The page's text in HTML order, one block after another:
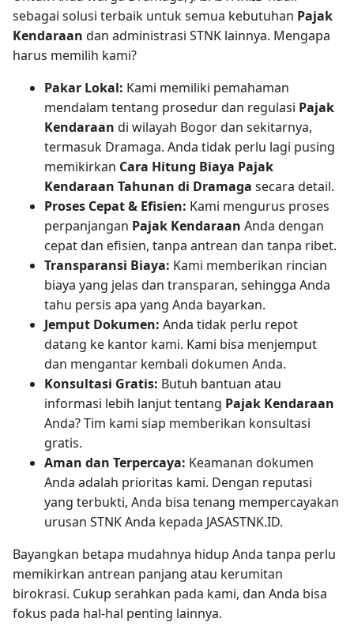
sebagai solusi terbaik untuk semua kebutuhan Pajak
Kendaraan dan administrasi STNK lainnya. Mengapa
harus memilih kami?
Pakar Lokal: Kami memiliki pemahaman
mendalam tentang prosedur dan regulasi Pajak
Kendaraan di wilayah Bogor dan sekitarnya,
termasuk Dramaga. Anda tidak perlu lagi pusing
memikirkan Cara Hitung Biaya Pajak
Kendaraan Tahunan di Dramaga secara detail.
Proses Cepat & Efisien: Kami mengurus proses
perpanjangan Pajak Kendaraan Anda dengan
cepat dan efisien, tanpa antrean dan tanpa ribet.
Transparansi Biaya: Kami memberikan rincian
biaya yang jelas dan transparan, sehingga Anda
tahu persis apa yang Anda bayarkan.
Jemput Dokumen: Anda tidak perlu repot
datang ke kantor kami. Kami bisa menjemput
dan mengantar kembali dokumen Anda.
Konsultasi Gratis: Butuh bantuan atau
informasi lebih lanjut tentang Pajak Kendaraan
Anda? Tim kami siap memberikan konsultasi
gratis.
Aman dan Terpercaya: Keamanan dokumen
Anda adalah prioritas kami. Dengan reputasi
yang terbukti, Anda bisa tenang mempercayakan
urusan STNK Anda kepada JASASTNK.ID.
Bayangkan betapa mudahnya hidup Anda tanpa perlu
memikirkan antrean panjang atau kerumitan
birokrasi. Cukup serahkan pada kami, dan Anda bisa
fokus pada hal-hal penting lainnya.